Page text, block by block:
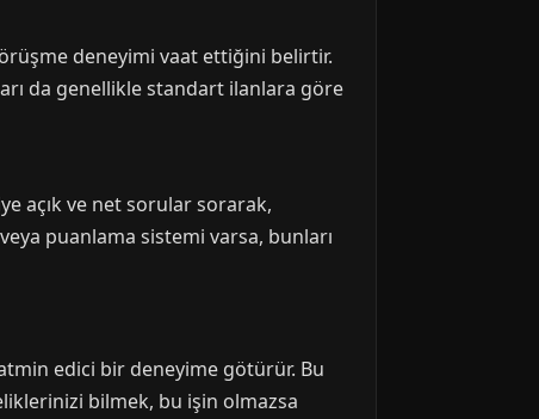
deneyimi vaat ettiğini belirtir.
da genellikle standart ilanlara göre
açık ve net sorular sorarak,
puanlama sistemi varsa, bunları
edici bir deneyime götürür. Bu
bilmek, bu işin olmazsa